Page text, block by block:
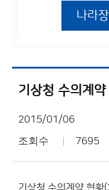
나라
기상청 수의계
2015/01/06
조회수 7695
기상청 수의계약 현